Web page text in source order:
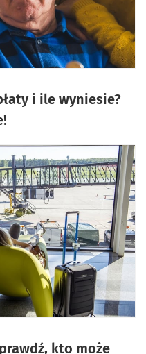
i ile wyniesie?
kto może